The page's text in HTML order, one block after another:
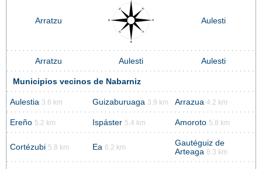
Arratzu Aulesti
Arratzu Aulesti Aulesti
Municipios vecinos de Nabarniz
Aulestia 3.6 km Guizaburuaga 3.9 km Arrazua 4.2 km
Ereño 5.2 km Ispáster 5.4 km Amoroto 5.8 km
Cortézubi 5.8 km Ea 6.2 km
Gautéguiz de
Arteaga 6.3 km